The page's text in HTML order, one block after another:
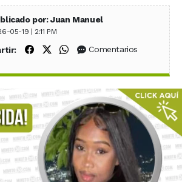
por: Juan Manuel
05-19 | 2:11 PM
Compartir en Facebook
Compartir en X (Twitter)
Compartir en WhatsApp
Comentarios